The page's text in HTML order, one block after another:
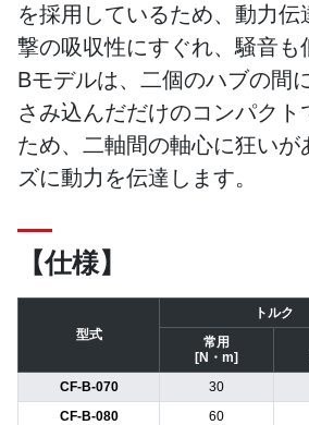
を採用しているため、動力伝
撃の吸収性にすぐれ、騒音も
Bモデルは、二個のハブの間
さみ込んだだけのコンパクト
ため、二軸間の軸心に狂いが
ズに動力を伝達します。
【仕様】
型式
トルク
常用
[N・m]
CF-B-070
30
CF-B-080
60